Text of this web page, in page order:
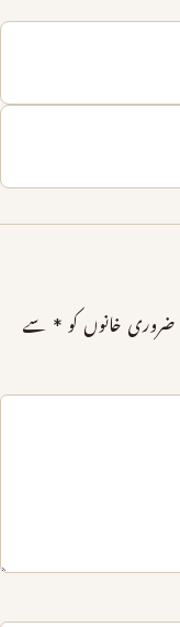
ضروری خانوں کو * سے